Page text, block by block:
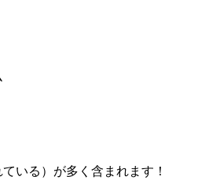
いる）が多く含まれます！